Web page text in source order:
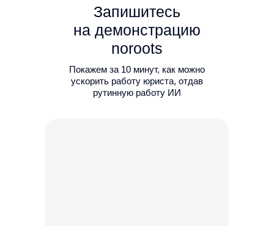
Покажем за 10 минут, как можно
ускорить работу юриста, отдав
рутинную работу ИИ
Запишитесь
на демонстрацию
noroots